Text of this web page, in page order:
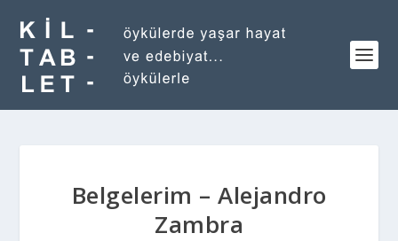
Belgelerim – Alejandro
Zambra